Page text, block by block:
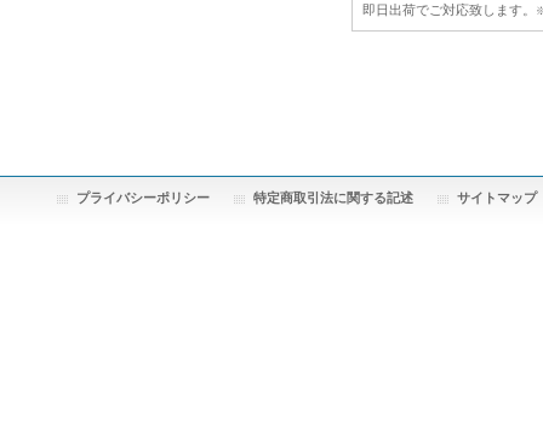
即日出荷でご対応致します。
プライバシーポリシー 特定商取引法に関する記述 サイトマップ